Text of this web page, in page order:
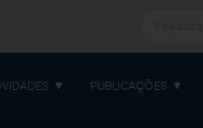
PUBLICAÇÕES